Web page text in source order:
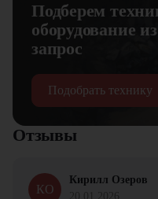
Подберем
оборудование
запрос
Подобрать технику
Отзывы
КО
Кирилл Озеров